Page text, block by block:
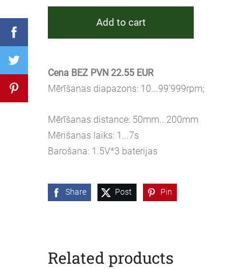
Add to cart
Cena BEZ PVN 22.55 EUR
Mērīšanas diapazons: 10...99’999rpm;
Mērīšanas distance: 50mm...200mm
Mērišanas laiks: 1...7s
Barošana: 1.5V*3 baterijas
Share Post Pin
Related products